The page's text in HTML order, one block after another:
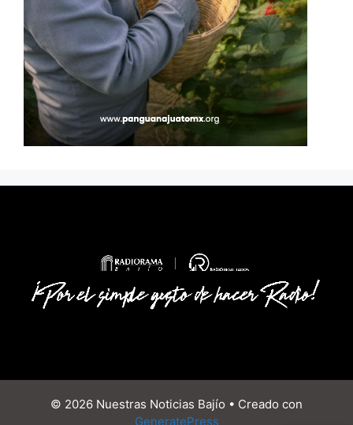
© 2026 Nuestras Noticias Bajío • Creado con
GeneratePress